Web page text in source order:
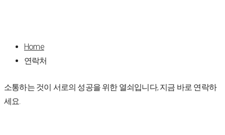
Home
연락처
소통하는 것이 서로의 성공을 위한 열쇠입니다, 지금 바로 연락하
세요.